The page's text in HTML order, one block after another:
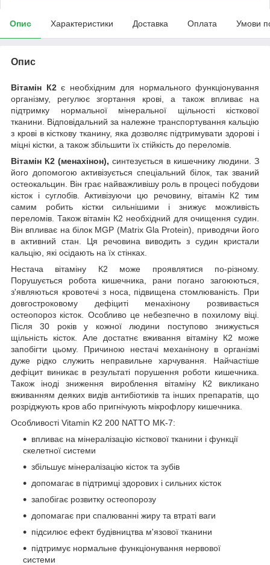
Опис Характеристики Доставка Оплата Умови
Опис
Вітамін К2є необхідним для нормального функціонування
організму, регулює згортання крові, а також впливає на
підтримку нормальної мінеральної щільності кісткової
тканини. Відповідальний за належне транспортування кальцію
з крові в кісткову тканину, яка дозволяє підтримувати здорові і
міцні кістки, а також збільшити їх стійкість до переломів.
Вітамін К2 (менахінон), синтезується в кишечнику людини. З
його допомогою активізується спеціальний білок, так званий
остеокальцин. Він грає найважливішу роль в процесі побудови
кісток і суглобів. Активізуючи цю речовину, вітамін К2 тим
самим робить кістки сильнішими і знижує можливість
переломів. Також вітамін К2 необхідний для очищення судин.
Він впливає на білок MGP (Matrix Gla Protein), приводячи його
в активний стан. Ця речовина виводить з судин кристали
кальцію, які осідають на їх стінках.
Нестача вітаміну К2 може проявлятися по-різному.
Порушується робота кишечника, рани погано загоюються,
з'являються кровотечі з носа, підвищена стомлюваність. При
довгостроковому дефіциті менахінону розвивається
остеопороз кісток. Особливо це небезпечно в похилому віці.
Після 30 років у кожної людини поступово знижується
щільність кісток. Але достатнє вживання вітаміну К2 може
запобігти цьому. Причиною нестачі механінону в організмі
дуже рідко служить неправильне харчування. Найчастіше
дефіцит виникає в результаті порушення роботи кишечника.
Також іноді зниження вироблення вітаміну К2 викликано
вживанням деяких видів антибіотиків та інших препаратів, що
розріджують кров або пригнічують мікрофлору кишечника.
Особливості Vitamin K2 200 NATTO MK-7:
впливає на мінералізацію кісткової тканини і функції
скелетної системи
збільшує мінералізацію кісток та зубів
допомагає в підтримці здорових і сильних кісток
запобігає розвитку остеопорозу
допомагає при спалюванні жиру та втраті ваги
підсилює ефект будівництва м'язової тканини
підтримує нормальне функціонування нервової
системи